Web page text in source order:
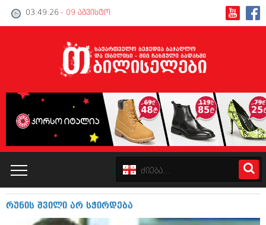
03:49:26 - 09 აგვისტო
კატალოგი
რუნის შვილი არ სჭირდება